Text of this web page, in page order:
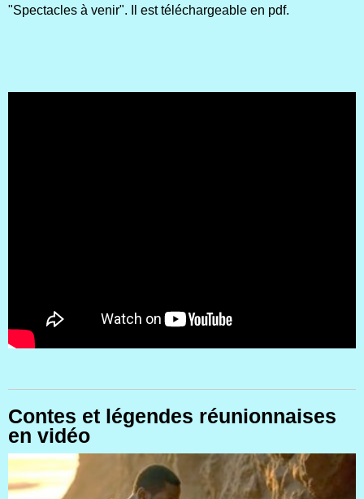
"Spectacles à venir". Il est téléchargeable en pdf.
Contes et légendes réunionnaises
en vidéo